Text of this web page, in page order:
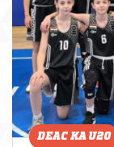
DEAC KA U20